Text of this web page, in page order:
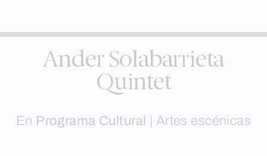
Ander Solabarrieta
Quintet
En Programa Cultural Artes escénicas